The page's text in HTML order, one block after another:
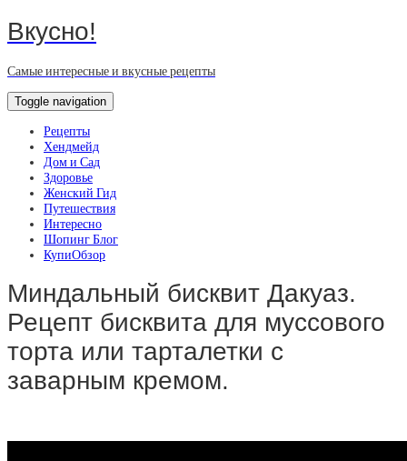
Вкусно!
Самые интересные и вкусные рецепты
Toggle navigation
Рецепты
Хендмейд
Дом и Сад
Здоровье
Женский Гид
Путешествия
Интересно
Шопинг Блог
КупиОбзор
Миндальный бисквит Дакуаз.
Рецепт бисквита для муссового
торта или тарталетки с
заварным кремом.